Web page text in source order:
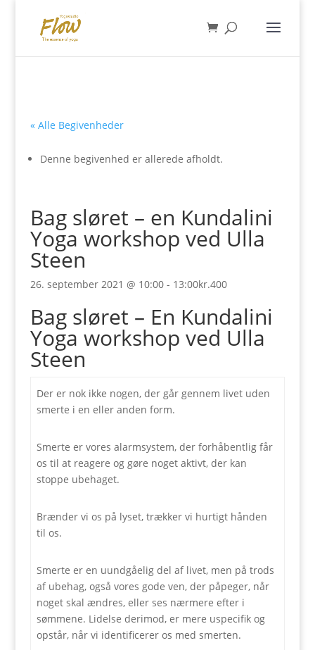
« Alle Begivenheder
Denne begivenhed er allerede afholdt.
Bag sløret – en Kundalini
Yoga workshop ved Ulla
Steen
26. september 2021 @ 10:00- 13:00kr.400
Bag sløret – En Kundalini
Yoga workshop ved Ulla
Steen
Der er nok ikke nogen, der går gennem livet uden
smerte i en eller anden form.
Smerte er vores alarmsystem, der forhåbentlig får
os til at reagere og gøre noget aktivt, der kan
stoppe ubehaget.
Brænder vi os på lyset, trækker vi hurtigt hånden
til os.
Smerte er en uundgåelig del af livet, men på trods
af ubehag, også vores gode ven, der påpeger, når
noget skal ændres, eller ses nærmere efter i
sømmene. Lidelse derimod, er mere uspecifik og
opstår, når vi identificerer os med smerten.